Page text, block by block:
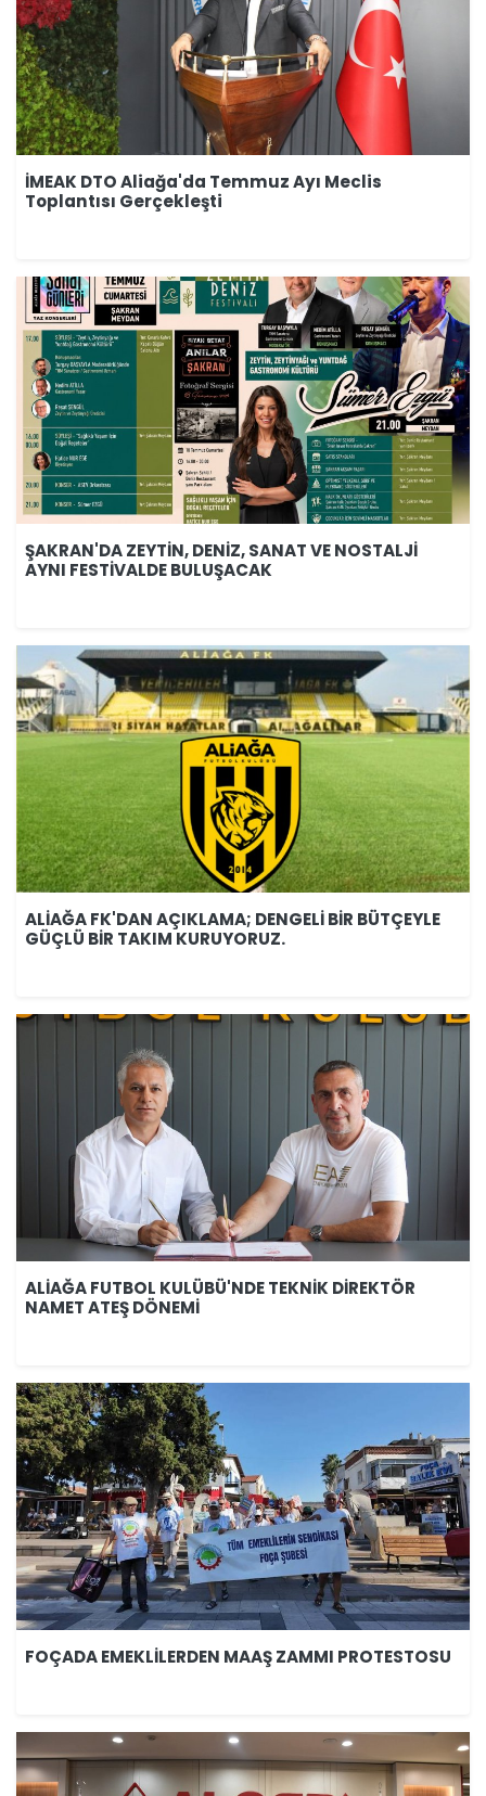
İMEAK DTO Aliağa'da Temmuz Ayı Meclis
Toplantısı Gerçekleşti
ŞAKRAN'DA ZEYTİN, DENİZ, SANAT VE NOSTALJİ
AYNI FESTİVALDE BULUŞACAK
ALİAĞA FK'DAN AÇIKLAMA; DENGELİ BİR BÜTÇEYLE
GÜÇLÜ BİR TAKIM KURUYORUZ.
ALİAĞA FUTBOL KULÜBÜ'NDE TEKNİK DİREKTÖR
NAMET ATEŞ DÖNEMİ
FOÇADA EMEKLİLERDEN MAAŞ ZAMMI PROTESTOSU